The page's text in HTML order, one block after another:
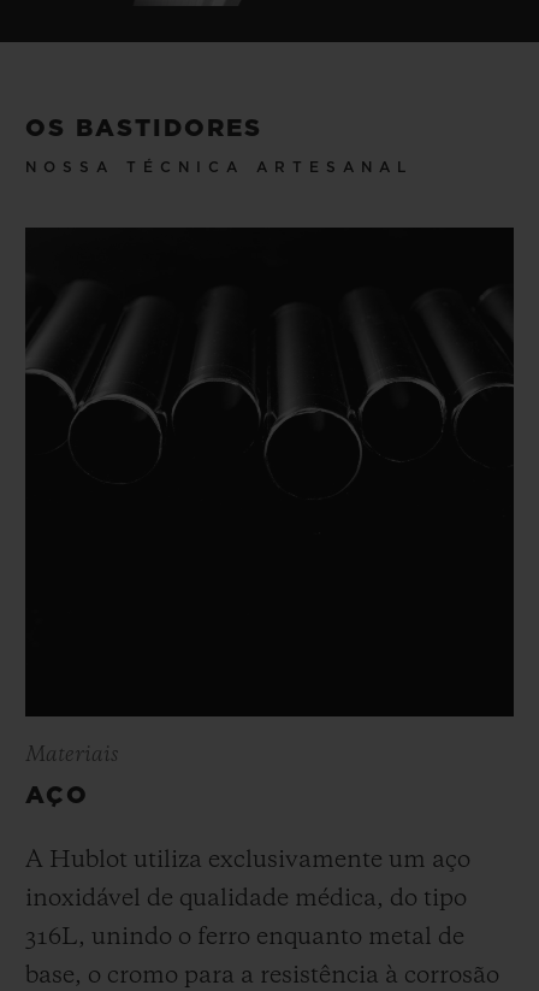
OS BASTIDORES
NOSSA TÉCNICA ARTESANAL
Materiais
AÇO
A Hublot utiliza exclusivamente um aço
inoxidável de qualidade médica, do tipo
316L, unindo o ferro enquanto metal de
base, o cromo para a resistência à corrosão